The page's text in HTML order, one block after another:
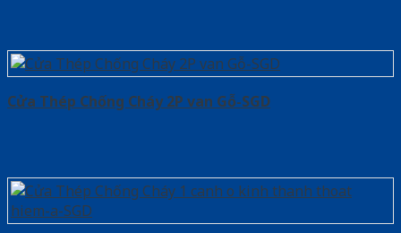
Cửa Thép Chống Cháy 2P van Gỗ-SGD